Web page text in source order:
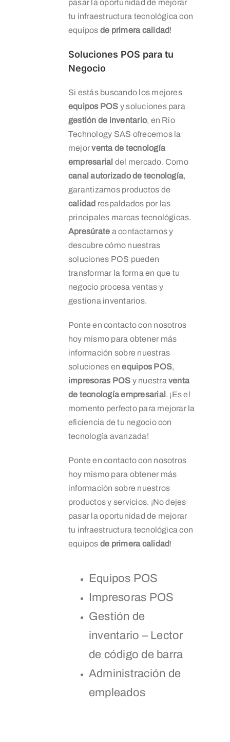
pasar la oportunidad de mejorar
tu infraestructura tecnológica con
equipos de primera calidad!
Soluciones POS para tu
Negocio
Si estás buscando los mejores
equipos POS y soluciones para
gestión de inventario, en Rio
Technology SAS ofrecemos la
mejorventa de tecnología
empresarial del mercado. Como
canal autorizado de tecnología,
garantizamos productos de
calidad respaldados por las
principales marcas tecnológicas.
Apresúrate a contactarnos y
descubre cómo nuestras
soluciones POS pueden
transformar la forma en que tu
negocio procesa ventas y
gestiona inventarios.
Ponte en contacto con nosotros
hoy mismo para obtener más
información sobre nuestras
soluciones enequipos POS,
impresoras POS y nuestraventa
de tecnología empresarial . ¡Es el
momento perfecto para mejorar la
eficiencia de tu negocio con
tecnología avanzada!
Ponte en contacto con nosotros
hoy mismo para obtener más
información sobre nuestros
productos y servicios. ¡No dejes
pasar la oportunidad de mejorar
tu infraestructura tecnológica con
equipos de primera calidad!
Equipos POS
Impresoras POS
Gestión de
inventario – Lector
de código de barra
Administración de
empleados